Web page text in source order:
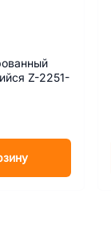
Z-2251-